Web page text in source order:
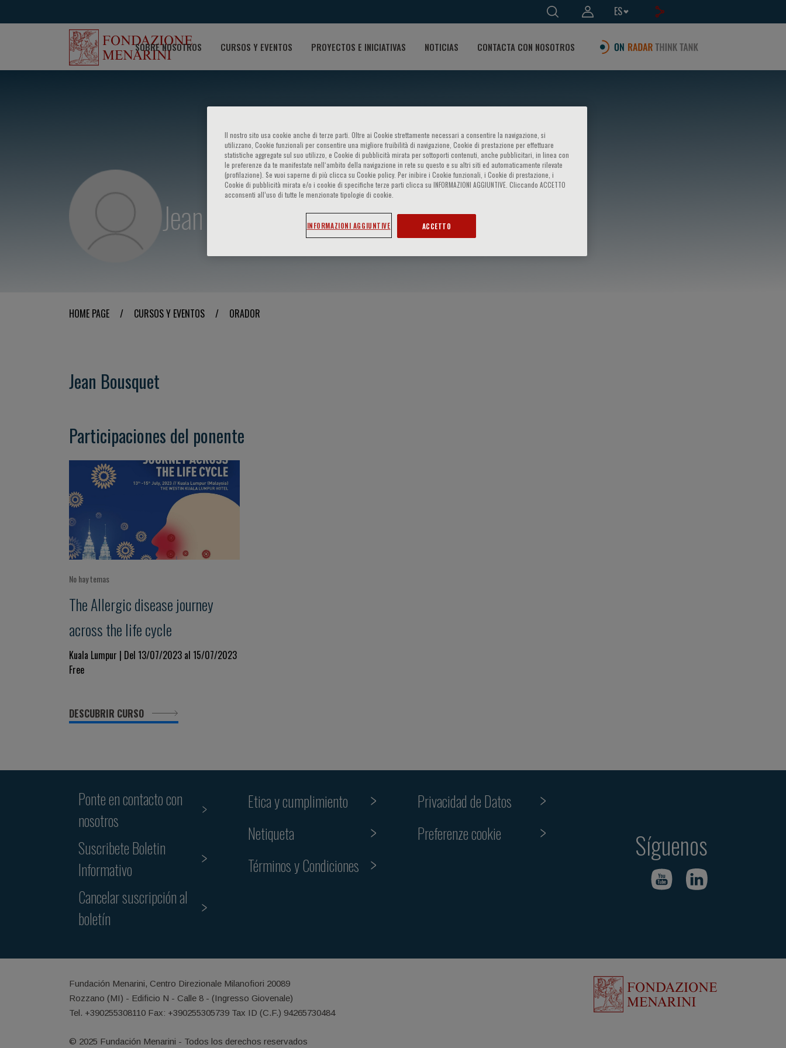
ES
SOBRE NOSOTROS CURSOS Y EVENTOS PROYECTOS E INICIATIVAS NOTICIAS CONTACTA CON NOSOTROS
Jean Bousquet
HOME PAGE / CURSOS Y EVENTOS / ORADOR
Jean Bousquet
Participaciones del ponente
No hay temas
The Allergic disease journey
across the life cycle
Kuala Lumpur | Del 13/07/2023 al 15/07/2023
Free
DESCUBRIR CURSO
Ponte en contacto con
nosotros
Suscribete Boletin
Informativo
Cancelar suscripción al
boletín
Etica y cumplimiento
Netiqueta
Términos y Condiciones
Privacidad de Datos
Preferenze cookie
Síguenos
Fundación Menarini, Centro Direzionale Milanofiori 20089
Rozzano (MI) - Edificio N - Calle 8 - (Ingresso Giovenale)
Tel. +390255308110 Fax: +390255305739 Tax ID (C.F.) 94265730484
© 2025 Fundación Menarini - Todos los derechos reservados
Il nostro sito usa cookie anche di terze parti. Oltre ai Cookie strettamente necessari a consentire la navigazione, si
utilizzano, Cookie funzionali per consentire una migliore fruibilità di navigazione, Cookie di prestazione per effettuare
statistiche aggregate sul suo utilizzo, e Cookie di pubblicità mirata per sottoporti contenuti, anche pubblicitari, in linea con
le preferenze da te manifestate nell‘ambito della navigazione in rete su questo e su altri siti ed automaticamente rilevate
(profilazione). Se vuoi saperne di più clicca su Cookie policy. Per inibire i Cookie funzionali, i Cookie di prestazione, i
Cookie di pubblicità mirata e/o i cookie di specifiche terze parti clicca su INFORMAZIONI AGGIUNTIVE. Cliccando ACCETTO
acconsenti all’uso di tutte le menzionate tipologie di cookie.
INFORMAZIONI AGGIUNTIVE ACCETTO